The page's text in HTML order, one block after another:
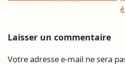
Laisser un commentaire
Votre adresse e-mail ne sera